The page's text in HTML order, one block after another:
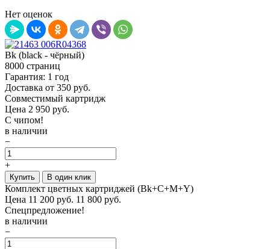
Нет оценок
Bk (black - чёрный)
8000 страниц
Гарантия: 1 год
Доставка от 350 руб.
Совместимый картридж
Цена 2 950 руб.
С чипом!
в наличии
−
+
Купить В один клик
Комплект цветных картриджей (Bk+C+M+Y)
Цена 11 200 руб. 11 800 руб.
Спецпредложение!
в наличии
−